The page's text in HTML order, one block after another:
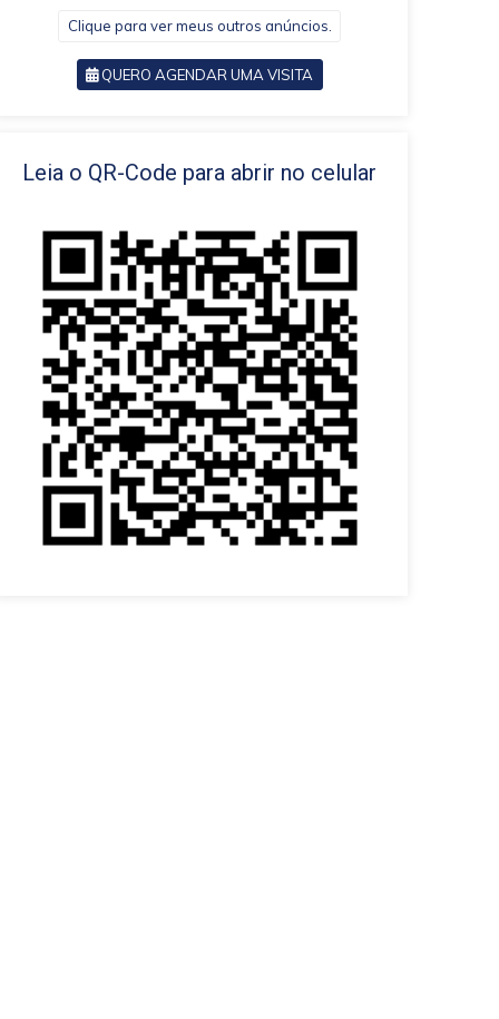
Clique para ver meus outros anúncios.
QUERO AGENDAR UMA VISITA
VOLTAR
Leia o QR-Code para abrir no celular